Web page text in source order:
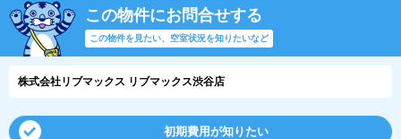
この物件にお問合せする
この物件を見たい、空室状況を知りたいなど
株式会社リブマックス リブマックス渋谷店
初期費用が知りたい